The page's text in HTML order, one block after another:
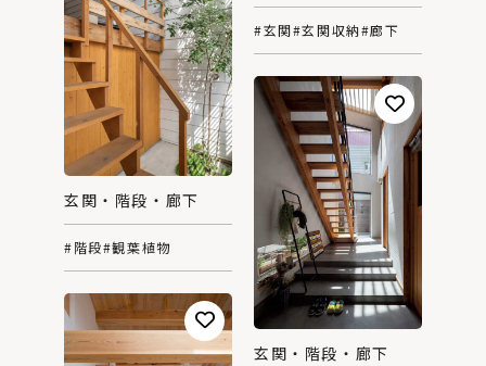
#玄関#玄関収納#廊下
玄関・階段・廊下
#階段#観葉植物
玄関・階段・廊下